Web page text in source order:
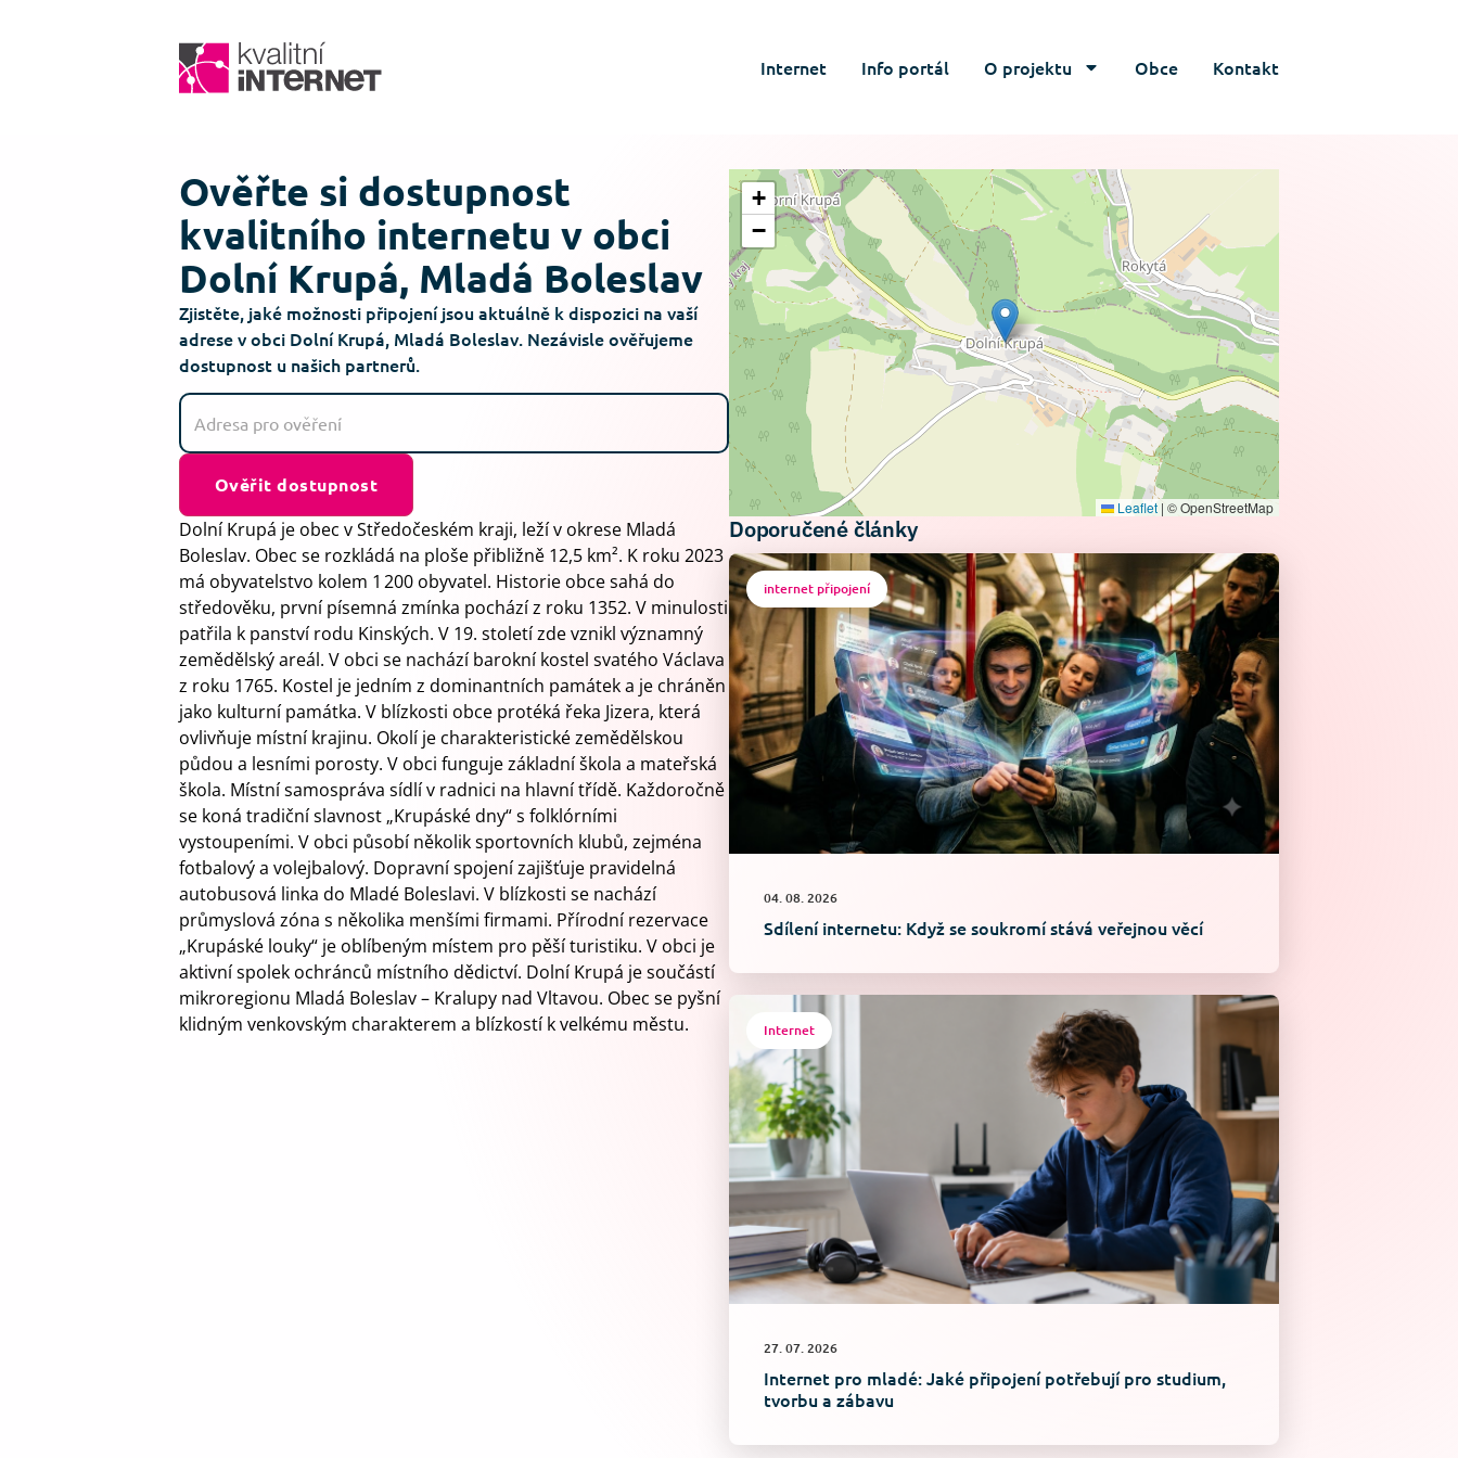
Internet Info portál O projektu Obce Kontakt
Ověřte si dostupnost
kvalitního internetu v obci
Dolní Krupá, Mladá Boleslav
Zjistěte, jaké možnosti připojení jsou aktuálně k dispozici na vaší
adrese v obci Dolní Krupá, Mladá Boleslav. Nezávisle ověřujeme
dostupnost u našich partnerů.
Ověřit dostupnost
+
−
Leaflet | © OpenStreetMap
Dolní Krupá je obec v Středočeském kraji, leží v okrese Mladá
Boleslav. Obec se rozkládá na ploše přibližně 12,5 km². K roku 2023
má obyvatelstvo kolem 1 200 obyvatel. Historie obce sahá do
středověku, první písemná zmínka pochází z roku 1352. V minulosti
patřila k panství rodu Kinských. V 19. století zde vznikl významný
zemědělský areál. V obci se nachází barokní kostel svatého Václava
z roku 1765. Kostel je jedním z dominantních památek a je chráněn
jako kulturní památka. V blízkosti obce protéká řeka Jizera, která
ovlivňuje místní krajinu. Okolí je charakteristické zemědělskou
půdou a lesními porosty. V obci funguje základní škola a mateřská
škola. Místní samospráva sídlí v radnici na hlavní třídě. Každoročně
se koná tradiční slavnost „Krupáské dny“ s folklórními
vystoupeními. V obci působí několik sportovních klubů, zejména
fotbalový a volejbalový. Dopravní spojení zajišťuje pravidelná
autobusová linka do Mladé Boleslavi. V blízkosti se nachází
průmyslová zóna s několika menšími firmami. Přírodní rezervace
„Krupáské louky“ je oblíbeným místem pro pěší turistiku. V obci je
aktivní spolek ochránců místního dědictví. Dolní Krupá je součástí
mikroregionu Mladá Boleslav – Kralupy nad Vltavou. Obec se pyšní
klidným venkovským charakterem a blízkostí k velkému městu.
Doporučené články
internet připojení
04. 08. 2026
Sdílení internetu: Když se soukromí stává veřejnou věcí
Internet
27. 07. 2026
Internet pro mladé: Jaké připojení potřebují pro studium,
tvorbu a zábavu